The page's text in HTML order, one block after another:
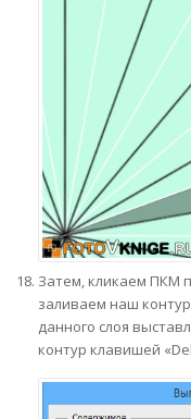
Затем, кликаем ПКМ
заливаем наш
данного слоя
контур клавишей